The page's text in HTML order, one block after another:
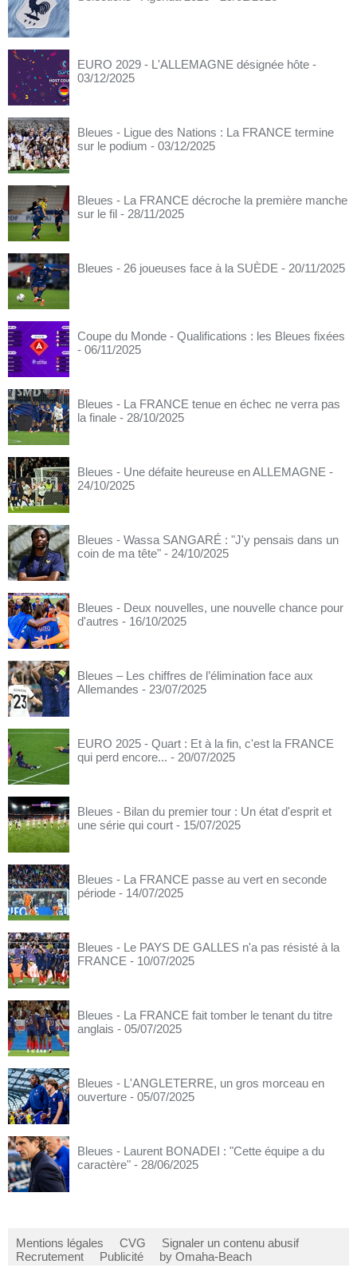
EURO 2029 - L'ALLEMAGNE désignée hôte -
03/12/2025
Bleues - Ligue des Nations : La FRANCE termine
sur le podium - 03/12/2025
Bleues - La FRANCE décroche la première manche
sur le fil - 28/11/2025
Bleues - 26 joueuses face à la SUÈDE - 20/11/2025
Coupe du Monde - Qualifications : les Bleues fixées
- 06/11/2025
Bleues - La FRANCE tenue en échec ne verra pas
la finale - 28/10/2025
Bleues - Une défaite heureuse en ALLEMAGNE -
24/10/2025
Bleues - Wassa SANGARÉ : "J'y pensais dans un
coin de ma tête" - 24/10/2025
Bleues - Deux nouvelles, une nouvelle chance pour
d'autres - 16/10/2025
Bleues – Les chiffres de l’élimination face aux
Allemandes - 23/07/2025
EURO 2025 - Quart : Et à la fin, c'est la FRANCE
qui perd encore... - 20/07/2025
Bleues - Bilan du premier tour : Un état d'esprit et
une série qui court - 15/07/2025
Bleues - La FRANCE passe au vert en seconde
période - 14/07/2025
Bleues - Le PAYS DE GALLES n'a pas résisté à la
FRANCE - 10/07/2025
Bleues - La FRANCE fait tomber le tenant du titre
anglais - 05/07/2025
Bleues - L'ANGLETERRE, un gros morceau en
ouverture - 05/07/2025
Bleues - Laurent BONADEI : "Cette équipe a du
caractère" - 28/06/2025
Mentions légales CVG
Signaler un contenu abusif
Recrutement
Publicité by Omaha-Beach